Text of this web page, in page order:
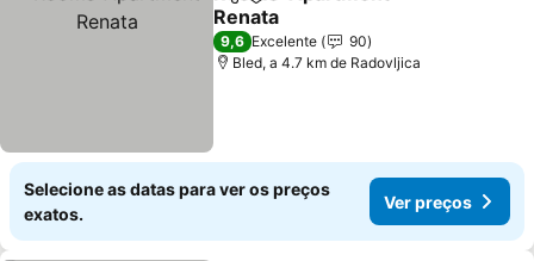
Adicionar aos favoritos
Renata
9,6 Excelente
90
Bled, a 4.7 km de Radovljica
Selecione as datas para ver os preços
exatos.
Ver preços